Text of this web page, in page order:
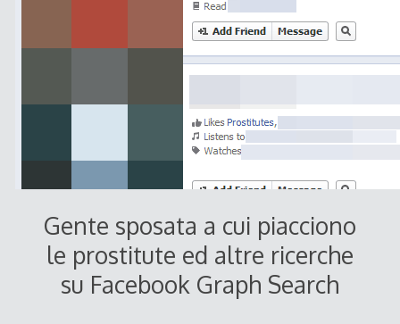
Gente sposata a cui piacciono
le prostitute ed altre ricerche
su Facebook Graph Search